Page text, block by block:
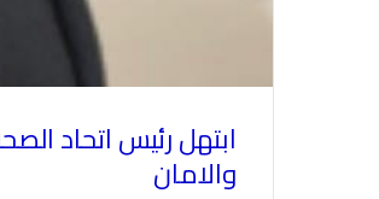
ابتهل رئيس اتحاد
والامان